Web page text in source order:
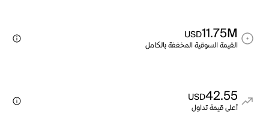
11.75M
USD
القيمة السوقية المخففة بالكامل
42.55
USD
أعلى قيمة تداول